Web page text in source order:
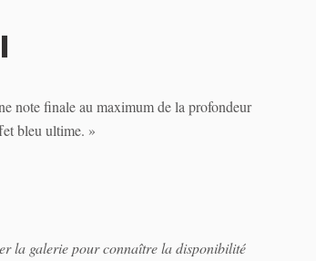
note finale au maximum de la profondeur
bleu ultime. »
la galerie pour connaître la disponibilité